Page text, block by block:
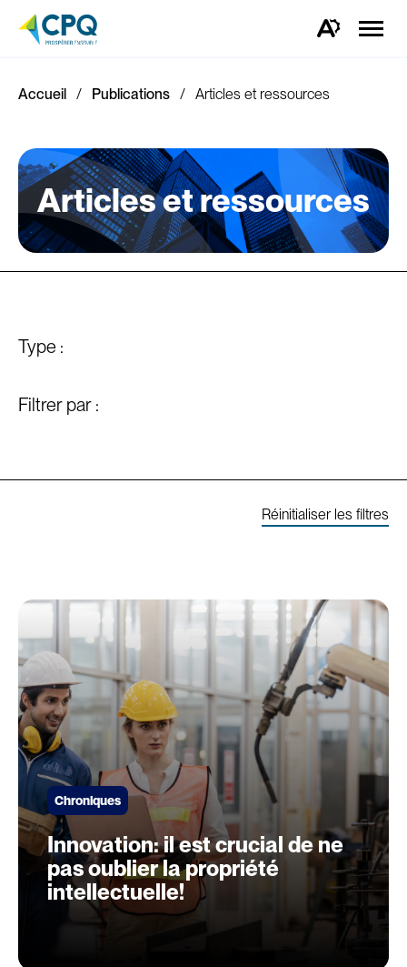
Ouvrez
d'accessibilité.
la
Accueil Publications Articles et ressources
Articles et ressources
Type :
Filtrer par :
Réinitialiser les filtres
Chroniques
Innovation: il est crucial de ne
pas oublier la propriété
intellectuelle!